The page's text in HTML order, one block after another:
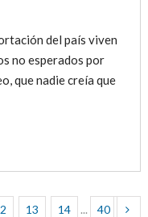
del país viven
no esperados por
que nadie creía que
13 14 ... 40